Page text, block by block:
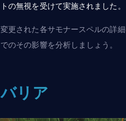
トの無視を受けて実施されました。
変更された各サモナースペルの詳
でのその影響を分析しましょう。
バリア